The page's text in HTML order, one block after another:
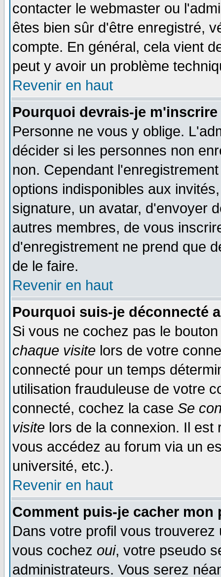
contacter le webmaster ou
êtes bien sûr d'être enregistré,
compte. En général, cela vient
peut y avoir un problème
Revenir en haut
Pourquoi devrais-je
Personne ne vous y oblige.
décider si les personnes non
non. Cependant
options indisponibles aux
signature, un avatar, d'envoyer
autres membres, de vous
d'enregistrement ne prend que
de le faire.
Revenir en haut
Pourquoi suis-je déconnecté
Si vous ne cochez pas le
chaque visite lors de votre
connecté pour un temps
utilisation frauduleuse de votre
connecté, cochez la case Se
visite lors de la connexion. Il
vous accédez au forum via un
université, etc.).
Revenir en haut
Comment puis-je cacher
Dans votre profil vous
vous cochez oui, votre pseudo
administrateurs. Vous serez